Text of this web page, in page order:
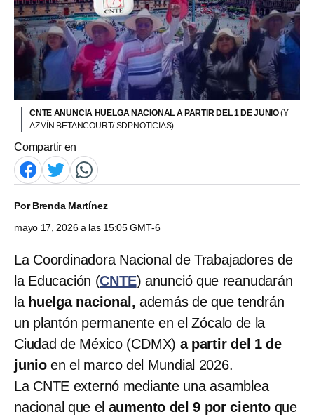
CNTE ANUNCIA HUELGA NACIONAL A PARTIR DEL 1 DE JUNIO(Y
AZMÍN BETANCOURT/ SDPNOTICIAS)
Compartir en
PorBrenda Martínez
mayo 17, 2026 a las 15:05 GMT-6
La Coordinadora Nacional de Trabajadores de
la Educación (CNTE) anunció que reanudarán
la huelga nacional, además de que tendrán
un plantón permanente en el Zócalo de la
Ciudad de México (CDMX) a partir del 1 de
junio en el marco del Mundial 2026.
La CNTE externó mediante una asamblea
nacional que el aumento del 9 por ciento que